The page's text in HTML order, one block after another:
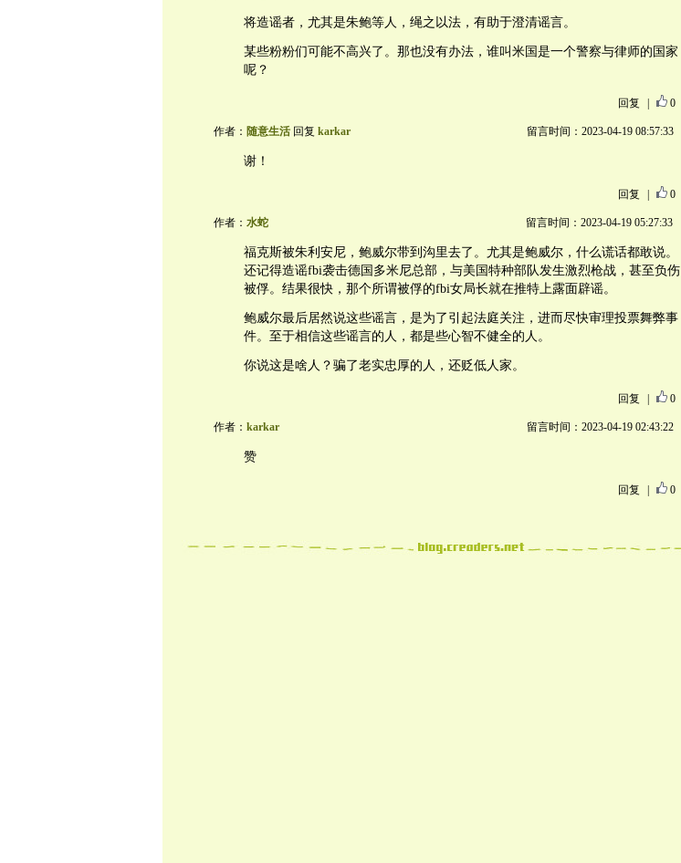
将造谣者，尤其是朱鲍等人，绳之以法，有助于澄清谣言。
某些粉粉们可能不高兴了。那也没有办法，谁叫米国是一个警察与律师的国家
呢？
回复 0
作者： 随意生活回复 karkar 留言时间：2023-04-19 08:57:33
谢！
回复 0
作者： 水蛇 留言时间：2023-04-19 05:27:33
福克斯被朱利安尼，鲍威尔带到沟里去了。尤其是鲍威尔，什么谎话都敢说。
还记得造谣fbi袭击德国多米尼总部，与美国特种部队发生激烈枪战，甚至负伤
被俘。结果很快，那个所谓被俘的fbi女局长就在推特上露面辟谣。
鲍威尔最后居然说这些谣言，是为了引起法庭关注，进而尽快审理投票舞弊事
件。至于相信这些谣言的人，都是些心智不健全的人。
你说这是啥人？骗了老实忠厚的人，还贬低人家。
回复 0
作者： karkar 留言时间：2023-04-19 02:43:22
赞
回复 0